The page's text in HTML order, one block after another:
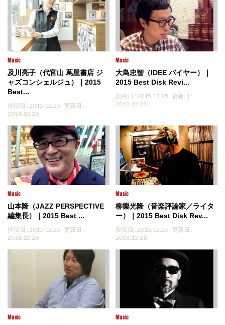
Music
及川亮子（代官山 蔦屋書店 ジ
ャズコンシェルジュ）｜2015
Best...
投稿日 : 2015.12.25 更新日 :
2018.12.28
Music
大島忠智（IDEE バイヤー）｜
2015 Best Disk Revi...
投稿日 : 2015.12.25 更新日 :
2018.12.28
Music
山本隆（JAZZ PERSPECTIVE
編集長）｜2015 Best ...
投稿日 : 2015.12.25 更新日 :
2018.12.28
Music
柳樂光隆（音楽評論家／ライタ
ー）｜2015 Best Disk Rev...
投稿日 : 2015.12.25 更新日 :
2018.12.28
Music
Music